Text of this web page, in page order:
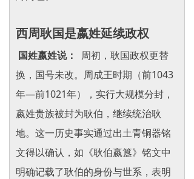
西周耿国是嬴姓延续政权
国姓嬴姓说：
周初，耿国政权更替
换，国号未改。周成王时期（前1043
年—前1021年），实行大规模分封，
嬴姓贵族被封为耿伯，继续统治耿
地。这一历史事实通过出土青铜器铭
文得以确认，如《耿伯嬴簋》铭文中
明确记载了耿伯的身份与世系，表明